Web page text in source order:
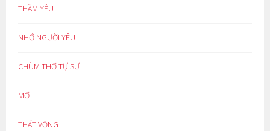
THẦM YÊU
NHỚ NGƯỜI YÊU
CHÙM THƠ TỰ SỰ
MƠ
THẤT VỌNG